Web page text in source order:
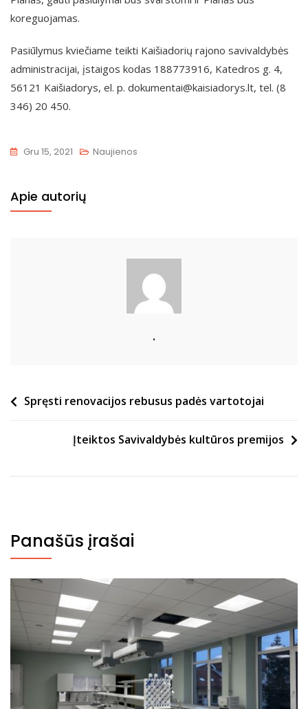
koreguojamas.
Pasiūlymus kviečiame teikti Kaišiadorių rajono savivaldybės
administracijai, įstaigos kodas 188773916, Katedros g. 4,
56121 Kaišiadorys, el. p. dokumentai@kaisiadorys.lt, tel. (8
346) 20 450.
Gru 15, 2021 Naujienos
Apie autorių
.
Navigacija
Spręsti renovacijos rebusus padės vartotojai
Įteiktos Savivaldybės kultūros premijos
Panašūs įrašai